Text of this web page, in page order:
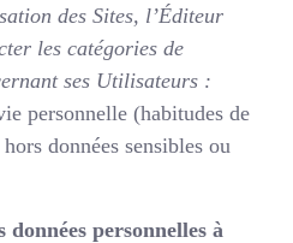
des Sites, l’Éditeur
les catégories de
ses Utilisateurs :
personnelle (habitudes de
données sensibles ou
personnelles à